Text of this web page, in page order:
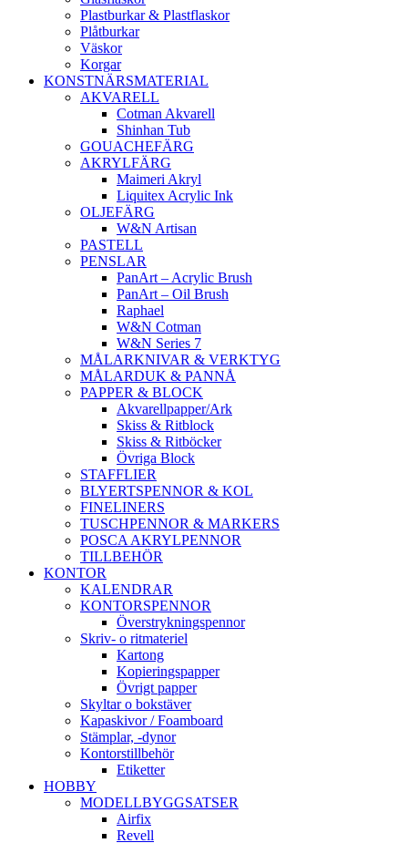
Plastburkar & Plastflaskor
Plåtburkar
Väskor
Korgar
KONSTNÄRSMATERIAL
AKVARELL
Cotman Akvarell
Shinhan Tub
GOUACHEFÄRG
AKRYLFÄRG
Maimeri Akryl
Liquitex Acrylic Ink
OLJEFÄRG
W&N Artisan
PASTELL
PENSLAR
PanArt – Acrylic Brush
PanArt – Oil Brush
Raphael
W&N Cotman
W&N Series 7
MÅLARKNIVAR & VERKTYG
MÅLARDUK & PANNÅ
PAPPER & BLOCK
Akvarellpapper/Ark
Skiss & Ritblock
Skiss & Ritböcker
Övriga Block
STAFFLIER
BLYERTSPENNOR & KOL
FINELINERS
TUSCHPENNOR & MARKERS
POSCA AKRYLPENNOR
TILLBEHÖR
KONTOR
KALENDRAR
KONTORSPENNOR
Överstrykningspennor
Skriv- o ritmateriel
Kartong
Kopieringspapper
Övrigt papper
Skyltar o bokstäver
Kapaskivor / Foamboard
Stämplar, -dynor
Kontorstillbehör
Etiketter
HOBBY
MODELLBYGGSATSER
Airfix
Revell